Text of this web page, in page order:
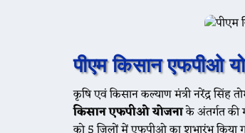
पीएम किसान एफपीओ
कृषि एवं किसान कल्याण मंत्री नरेंद्र सिंह
किसान एफपीओ योजनाके अंतर्गत की